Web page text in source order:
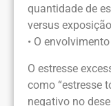
quantidade de
versus
• O
O estresse
como “estresse
negativo no